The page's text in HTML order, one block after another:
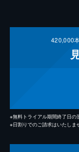
420,000
※無料トライアル期間終了日の
※日割りでのご請求はいたしま